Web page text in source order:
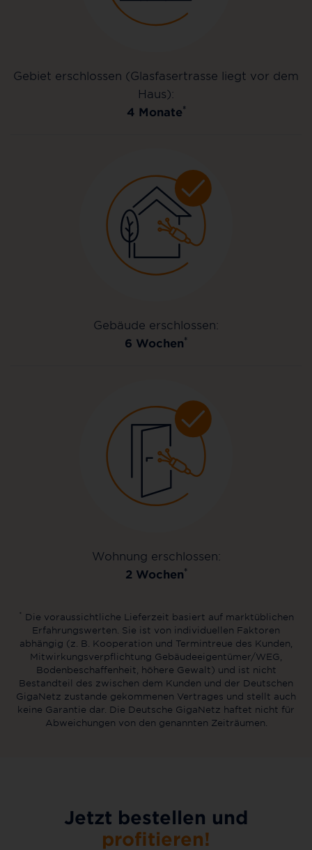
Gebiet erschlossen (Glasfasertrasse liegt vor dem
Haus):
4 Monate*
Gebäude erschlossen:
6 Wochen*
Wohnung erschlossen:
2 Wochen*
* Die voraussichtliche Lieferzeit basiert auf marktüblichen
Erfahrungswerten. Sie ist von individuellen Faktoren
abhängig (z. B. Kooperation und Termintreue des Kunden,
Mitwirkungsverpflichtung Gebäudeeigentümer/WEG,
Bodenbeschaffenheit, höhere Gewalt) und ist nicht
Bestandteil des zwischen dem Kunden und der Deutschen
GigaNetz zustande gekommenen Vertrages und stellt auch
keine Garantie dar. Die Deutsche GigaNetz haftet nicht für
Abweichungen von den genannten Zeiträumen.
Jetzt bestellen und
profitieren!